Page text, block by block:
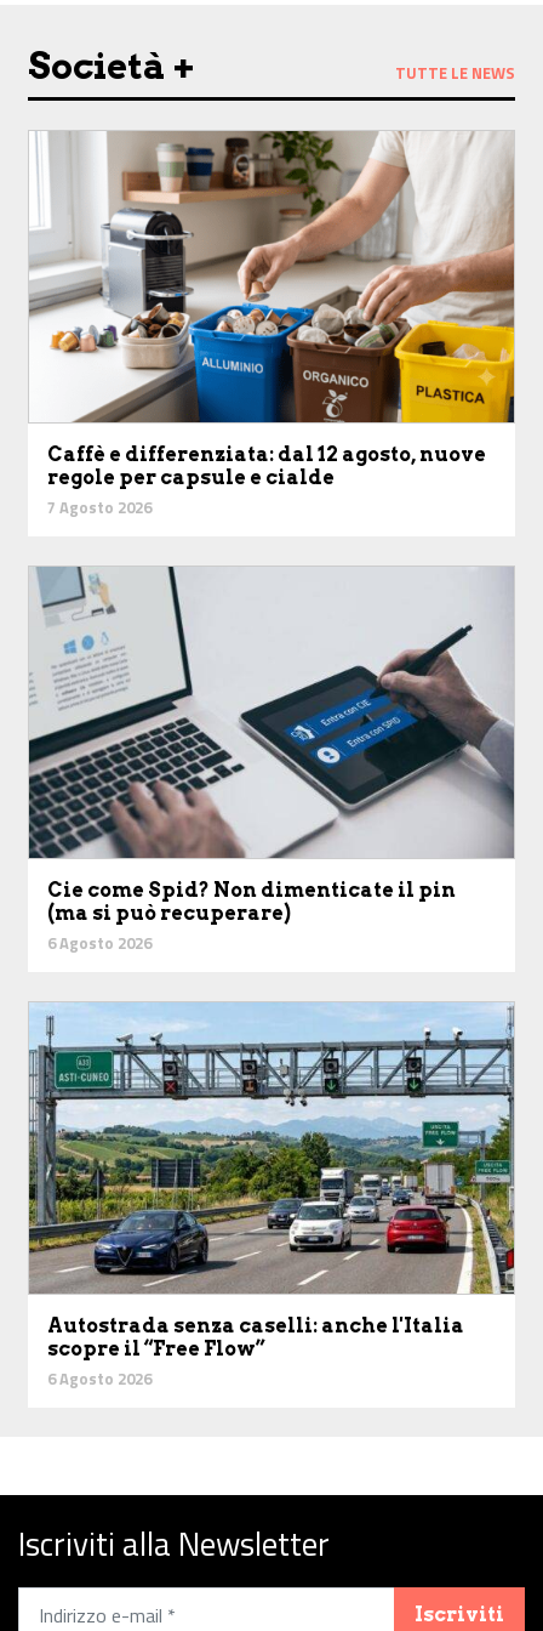
Società + TUTTE LE NEWS
Caffè e differenziata: dal 12 agosto, nuove
regole per capsule e cialde
7 Agosto 2026
Cie come Spid? Non dimenticate il pin
(ma si può recuperare)
6 Agosto 2026
Autostrada senza caselli: anche l'Italia
scopre il “Free Flow”
6 Agosto 2026
Iscriviti alla Newsletter
Iscriviti